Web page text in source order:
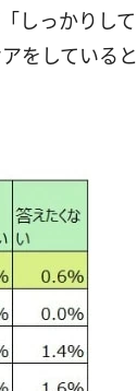
しっかりして
をしていると